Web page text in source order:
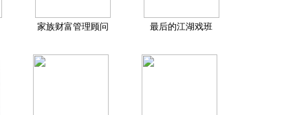
家族财富管理顾问 最后的江湖戏班